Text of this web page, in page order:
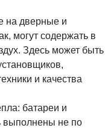
на дверные и
могут содержать в
Здесь может быть
и качества
батареи и
выполнены не по